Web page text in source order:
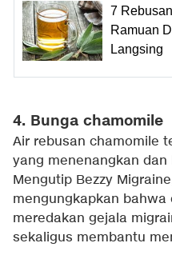
7
Ramuan
Langsing
4. Bunga chamomile
Air rebusan chamomile
yang menenangkan
Mengutip Bezzy
mengungkapkan bahwa
meredakan gejala
sekaligus membantu